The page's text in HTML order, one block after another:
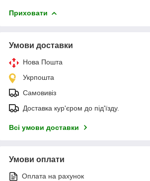
Приховати
Умови доставки
Нова Пошта
Укрпошта
Самовивіз
Доставка кур'єром до під'їзду.
Всі умови доставки
Умови оплати
Оплата на рахунок